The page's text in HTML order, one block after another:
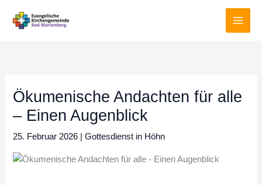
Inhalt
Ökumenische Andachten für alle
– Einen Augenblick
25. Februar 2026 |Gottesdienst in Höhn